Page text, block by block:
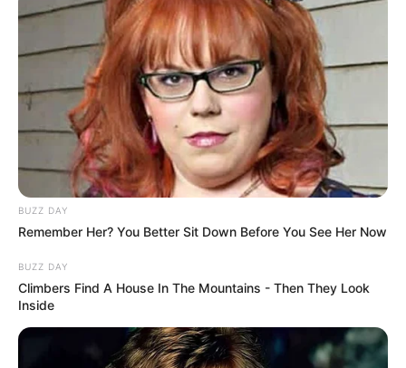
BUZZ DAY
Remember Her? You Better Sit Down Before You See Her Now
BUZZ DAY
Climbers Find A House In The Mountains - Then They Look
Inside